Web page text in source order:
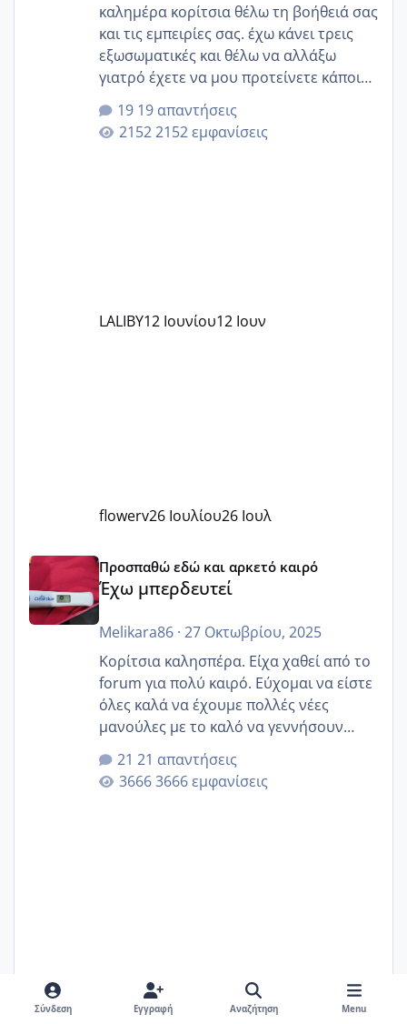
καλημέρα κορίτσια θέλω τη βοήθειά σας
και τις εμπειρίες σας. έχω κάνει τρεις
εξωσωματικές και θέλω να αλλάξω
γιατρό έχετε να μου προτείνετε κάποιον
που μείνατε ευχαριστημένες και είχατε
επιιτυχία? έκανα στο υγεία με τον
ζερβομανωλάκη (δεν το εψαξε καθόλου
19 απαντήσεις
2152 εμφανίσεις
LALIBY12 Ιουνίου12 Ιουν
flowerv26 Ιουλίου26 Ιουλ
Έχω μπερδευτεί
Προσπαθώ εδώ και αρκετό καιρό
Έχω μπερδευτεί
Melikara86· 27 Οκτωβρίου, 2025
Κορίτσια καλησπέρα. Είχα χαθεί από το
forum για πολύ καιρό. Εύχομαι να είστε
όλες καλά να έχουμε πολλές νέες
μανούλες με το καλό να γεννήσουν
αυτές που ήδη περιμένουν. Να πάρουν
γερα μωράκια στην αγκαλίτσα τους
🙏🏼🙏🏼 Ας πάμε λοιπόν στο θέμα μου.
21 απαντήσεις
3666 εμφανίσεις
Σύνδεση Εγγραφή Αναζήτηση Menu